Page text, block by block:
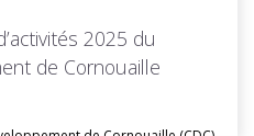
2025 du
de Cornouaille